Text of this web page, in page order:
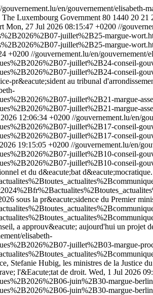
en/gouvernement/elisabeth-
Luxembourg Government 80 1440 20 21
Mon, 27 Jul 2026 08:15:47 +0200 //
juillet%2B25-margue-
juillet%2B25-margue-
+0200 //gouvernement.lu/en/gouvernement/
juillet%2B24-conseil-
juillet%2B24-conseil-
pr&eacute;sident au tribunal
juillet%2B21-margue-
juillet%2B21-margue-
12:06:34 +0200 //gouvernement.lu/en/
juillet%2B17-conseil-
juillet%2B17-conseil-
19:15:05 +0200 //gouvernement.lu/en/
juillet%2B10-conseil-
juillet%2B10-conseil-
et du d&eacute;bat d&eacute;mocratique.
sous la pr&eacute;sidence du Premier
a approuv&eacute; aujourd'hui un projet
elisabeth-
juillet%2B03-margue-
Stefanie Hubig, les ministres de la Justice
l'&Eacute;tat de droit. Wed, 1 Jul 2026
juin%2B30-margue-
juin%2B30-margue-